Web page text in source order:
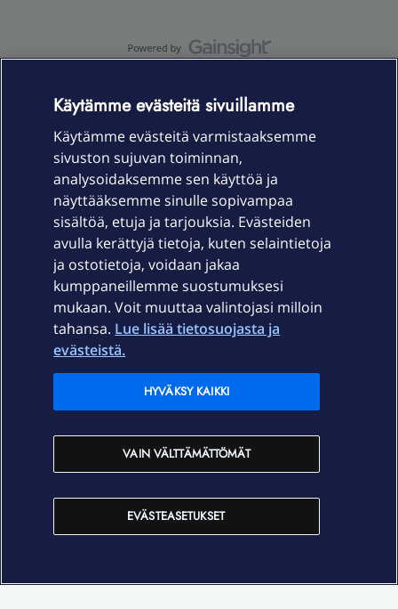
Laitteet & liittymät
Palvelut
Ajankohtaista
Elisa Oyj
In English
Käytämme evästeitä sivuillamme
Käytämme evästeitä varmistaaksemme
sivuston sujuvan toiminnan,
analysoidaksemme sen käyttöä ja
näyttääksemme sinulle sopivampaa
sisältöä, etuja ja tarjouksia. Evästeiden
avulla kerättyjä tietoja, kuten selaintietoja
ja ostotietoja, voidaan jakaa
kumppaneillemme suostumuksesi
mukaan. Voit muuttaa valintojasi milloin
tahansa. Lue lisää tietosuojasta ja
evästeistä.
EVÄSTEASETUKSET
VAIN VÄLTTÄMÄTTÖMÄT
HYVÄKSY KAIKKI